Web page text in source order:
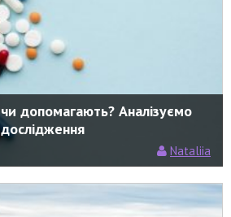
допомагають? Аналізуємо
Nataliia